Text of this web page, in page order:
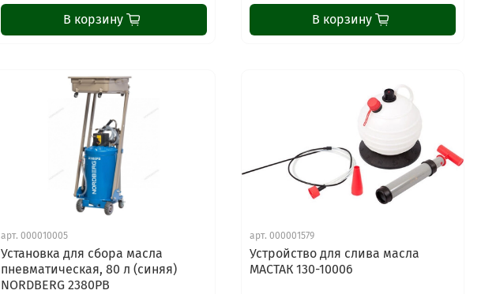
В корзину В корзину
арт.000010005
Установка для сбора масла
пневматическая, 80 л (синяя)
NORDBERG 2380PB
арт.000001579
Устройство для слива масла
МАСТАК 130-10006